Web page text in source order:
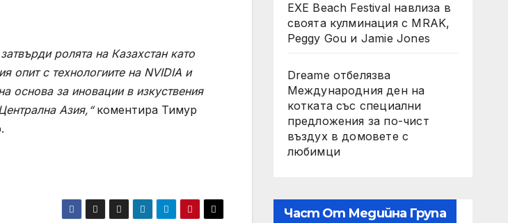
ролята на Казахстан като
опит с технологиите на NVIDIA и
основа за иновации в изкуствения
Азия,“коментира Тимур
EXE Beach Festival навлиза в
своята кулминация с MRAK,
Peggy Gou и Jamie Jones
Dreame отбелязва
Международния ден на
котката със специални
предложения за по-чист
въздух в домовете с
любимци
Част От Медийна Група